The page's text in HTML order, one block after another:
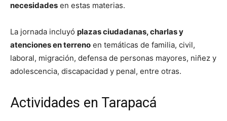
necesidades en estas materias.
La jornada incluyó plazas ciudadanas, charlas y
atenciones en terreno en temáticas de familia, civil,
laboral, migración, defensa de personas mayores, niñez y
adolescencia, discapacidad y penal, entre otras.
Actividades en Tarapacá